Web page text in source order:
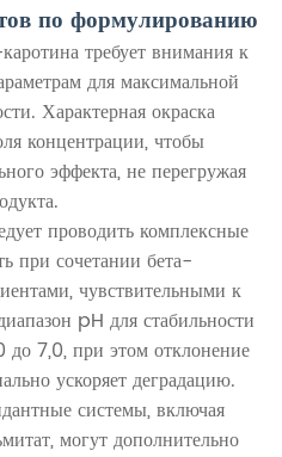
по формулированию
требует внимания к
для максимальной
Характерная окраска
концентрации, чтобы
эффекта, не перегружая
проводить комплексные
при сочетании бета-
чувствительными к
pH для стабильности
до 7,0, при этом отклонение
ускоряет деградацию.
системы, включая
могут дополнительно